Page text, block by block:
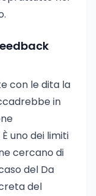
con le dita la
in
uno dei limiti
cercano di
del Da
del